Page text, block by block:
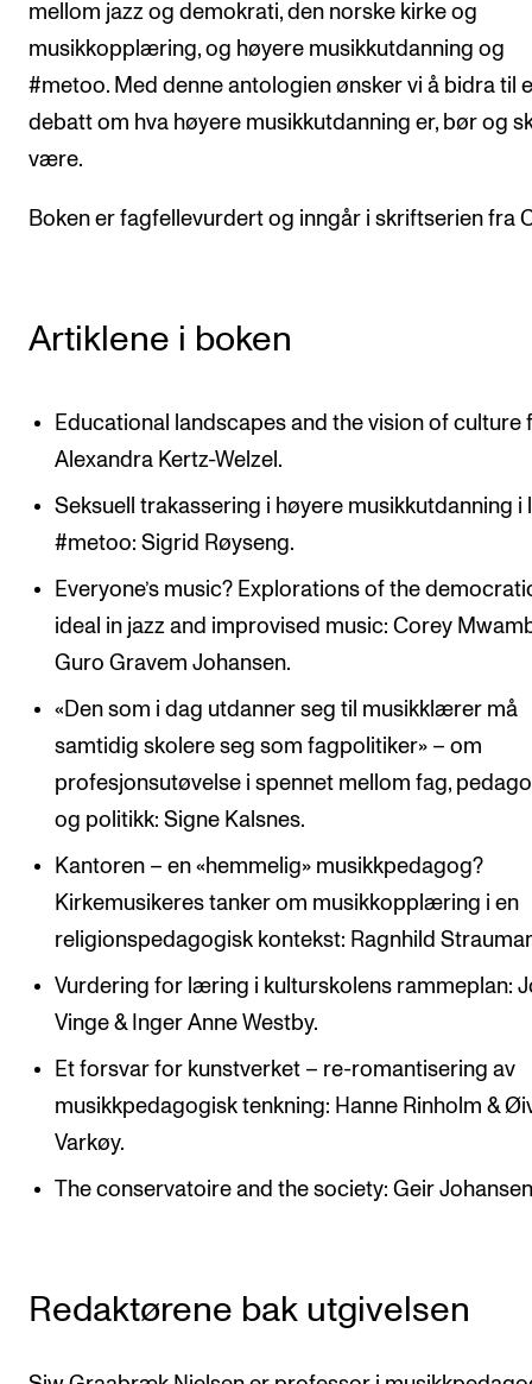
mellom jazz og demokrati, den norske kirke og
musikkopplæring, og høyere musikkutdanning og
#metoo. Med denne antologien ønsker vi å bidra til
debatt om hva høyere musikkutdanning er, bør og
være.
Boken er fagfellevurdert og inngår i skriftserien fra
Artiklene i boken
Educational landscapes and the vision of culture
Alexandra Kertz-Welzel.
Seksuell trakassering i høyere musikkutdanning i
#metoo: Sigrid Røyseng.
Everyone’s music? Explorations of the
ideal in jazz and improvised music: Corey
Guro Gravem Johansen.
«Den som i dag utdanner seg til musikklærer må
samtidig skolere seg som fagpolitiker» – om
profesjonsutøvelse i spennet mellom fag,
og politikk: Signe Kalsnes.
Kantoren – en «hemmelig» musikkpedagog?
Kirkemusikeres tanker om musikkopplæring i en
religionspedagogisk kontekst: Ragnhild
Vurdering for læring i kulturskolens rammeplan:
Vinge & Inger Anne Westby.
Et forsvar for kunstverket – re-romantisering av
musikkpedagogisk tenkning: Hanne Rinholm &
Varkøy.
The conservatoire and the society: Geir
Redaktørene bak utgivelsen